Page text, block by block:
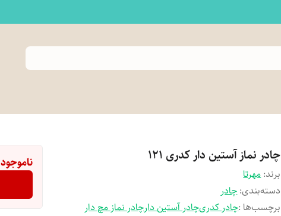
چادر نماز آستین دار کدری 121
برند:مهرتا
دسته‌بندی:چادر
برچسب‌ها :چادر کدریچادر آستین دارچادر نماز مچ دار
ناموجود